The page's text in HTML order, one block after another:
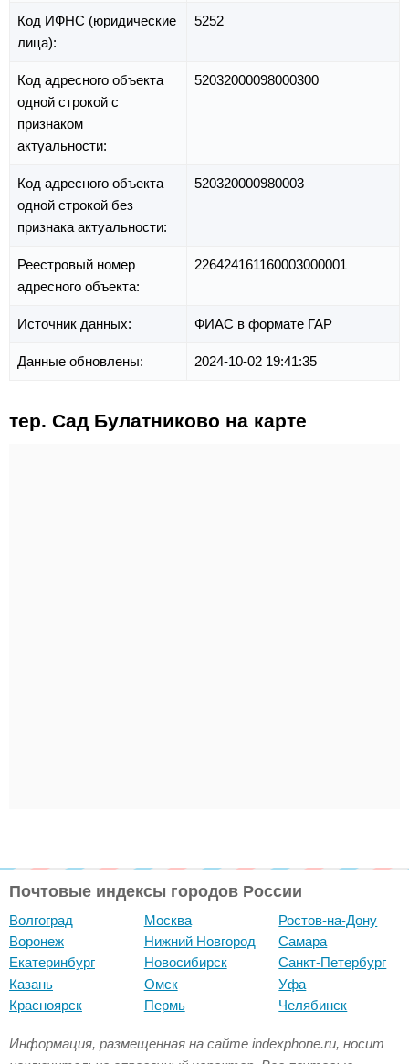
Код ИФНС (юридические
лица):
5252
Код адресного объекта
одной строкой с
признаком
актуальности:
52032000098000300
Код адресного объекта
одной строкой без
признака актуальности:
520320000980003
Реестровый номер
адресного объекта:
226424161160003000001
Источник данных: ФИАС в формате ГАР
Данные обновлены: 2024-10-02 19:41:35
тер. Сад Булатниково на карте
Почтовые индексы городов России
Волгоград
Воронеж
Екатеринбург
Казань
Красноярск
Москва
Нижний Новгород
Новосибирск
Омск
Пермь
Ростов-на-Дону
Самара
Санкт-Петербург
Уфа
Челябинск
Информация, размещенная на сайте indexphone.ru, носит